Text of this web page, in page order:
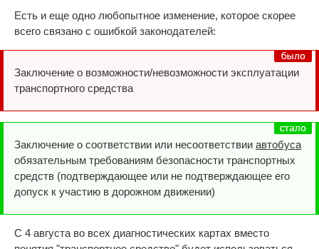
Есть и еще одно любопытное изменение, которое скорее
всего связано с ошибкой законодателей:
Заключение о возможности/невозможности эксплуатации
транспортного средства
Заключение о соответствии или несоответствии автобуса
обязательным требованиям безопасности транспортных
средств (подтверждающее или не подтверждающее его
допуск к участию в дорожном движении)
С 4 августа во всех диагностических картах вместо